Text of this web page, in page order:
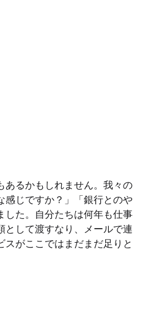
あるかもしれません。我々の
感じですか？」「銀行とのや
した。自分たちは何年も仕事
として渡すなり、メールで連
がここではまだまだ足りと